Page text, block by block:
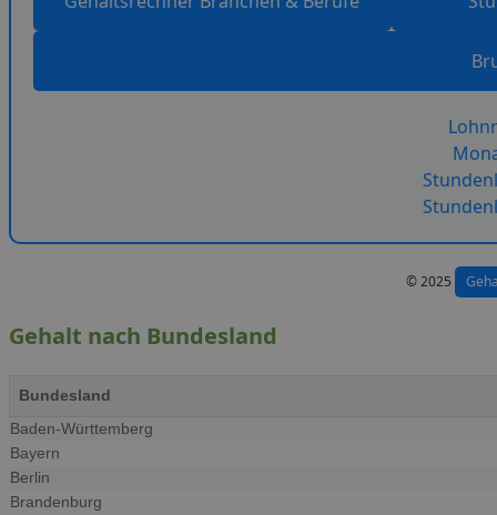
© 2025
Gehalt nach Bundesland
Bundesland
Baden-Württemberg
Bayern
Berlin
Brandenburg